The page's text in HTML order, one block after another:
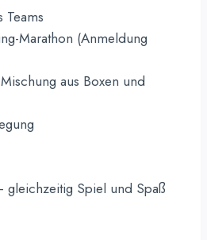
Teams
Marathon (Anmeldung
aus Boxen und
Spiel und Spaß